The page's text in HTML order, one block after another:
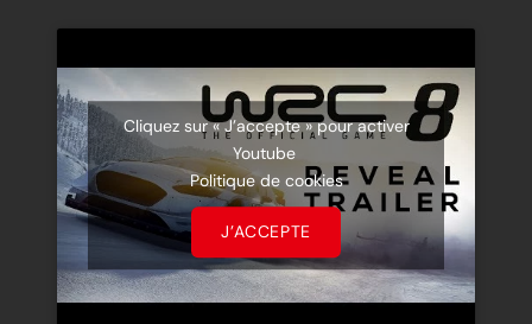
Cliquez sur « J’accepte » pour activer
Youtube
Politique de cookies
J’ACCEPTE